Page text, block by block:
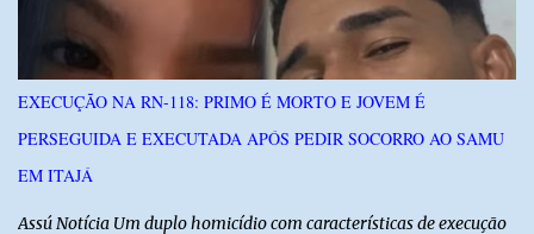
Estado da Fazenda (Sefaz). Na ocasião, o Governo reconheceu as
dificuldades financeiras e admitiu que a mesma situação poderá se
Servidores Públicos da Administração Indireta do Rio Grande do
Norte (Sinai-RN) criticou o modelo adotado pelo Estado, que tem
efetuado o pagamento dos servidores da ativa na data p...
EXECUÇÃO NA RN-118: PRIMO É MORTO E JOVEM É
PERSEGUIDA E EXECUTADA APÓS PEDIR SOCORRO AO SAMU
EM ITAJÁ
Assú Notícia Um duplo homicídio com características de execução